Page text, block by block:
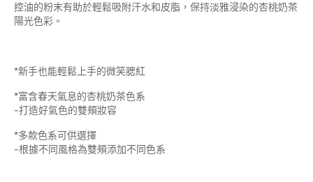
控油的粉末有助於輕鬆吸附汗水和皮脂，保持淡雅浸染的杏桃奶茶
陽光色彩。
*新手也能輕鬆上手的微笑腮紅
*富含春天氣息的杏桃奶茶色系
-打造好氣色的雙頰妝容
*多款色系可供選擇
-根據不同風格為雙頰添加不同色系